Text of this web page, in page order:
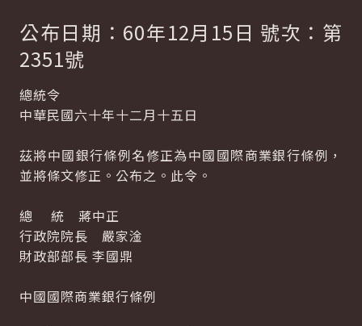
公布日期：60年12月15日 號次：第
2351號
總統令
中華民國六十年十二月十五日
茲將中國銀行條例名修正為中國國際商業銀行條例，
並將條文修正。公布之。此令。
總 統 蔣中正
行政院院長 嚴家淦
財政部部長 李國鼎
中國國際商業銀行條例